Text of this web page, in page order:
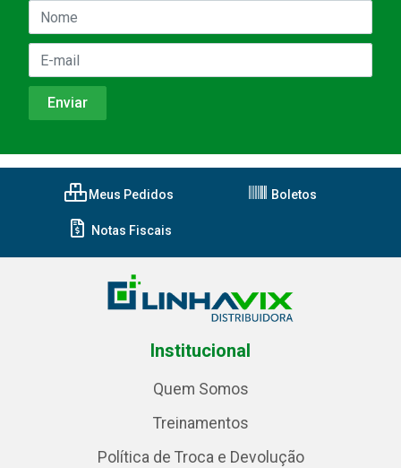
Meus Pedidos Boletos
Notas Fiscais
Institucional
Quem Somos
Treinamentos
Política de Troca e Devolução